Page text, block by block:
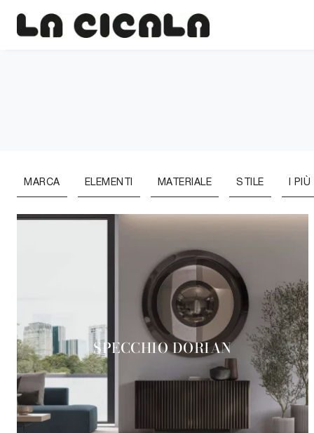
MARCA ELEMENTI MATERIALE STILE I
SPECCHIO DORIAN